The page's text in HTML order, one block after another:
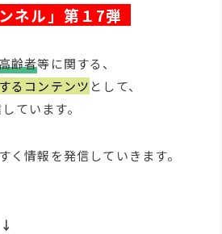
ネル」第１7弾
齢者等に関する、
るコンテンツ として、
ています。
く情報を発信していきます。